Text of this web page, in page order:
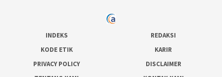
INDEKS
REDAKSI
KODE ETIK
KARIR
PRIVACY POLICY
DISCLAIMER